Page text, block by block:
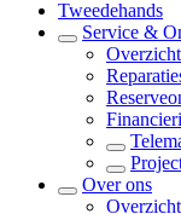
Tweedehands
Service &
Overzicht
Over ons
Overzicht